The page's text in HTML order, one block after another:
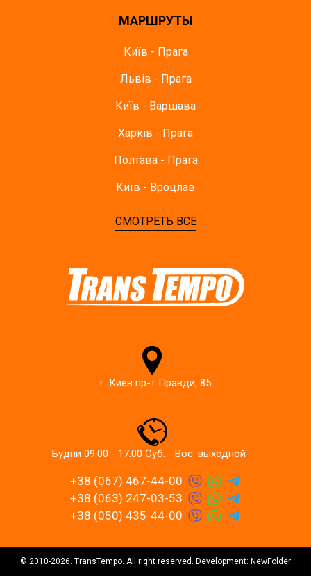
МАРШРУТЫ
Київ - Прага
Львів - Прага
Київ - Варшава
Харків - Прага
Полтава - Прага
Київ - Вроцлав
СМОТРЕТЬ ВСЕ
г. Киев пр-т Правди, 85
Будни 09:00 - 17:00 Суб. - Вос. выходной
+38 (067) 467-44-00
+38 (063) 247-03-53
+38 (050) 435-44-00
© 2010-2026. TransTempo. All right reserved. Development: NewFolder